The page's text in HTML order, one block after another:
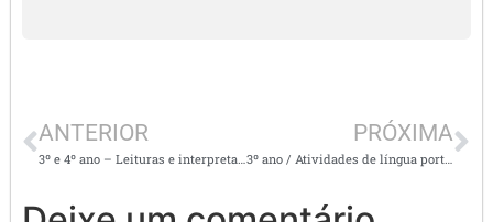
ANTERIOR
3º e 4º ano – Leituras e interpretação de textos – O dia da ventania / Pedro Bandeira e outros
PRÓXIMA
3º ano / Atividades de língua portuguesa e matemática